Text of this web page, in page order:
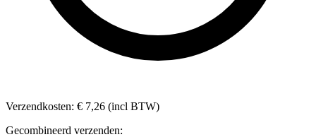
Verzendkosten: € 7,26 (incl BTW)
Gecombineerd verzenden: